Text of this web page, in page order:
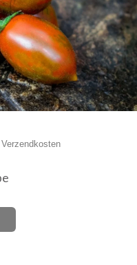
Verzendkosten